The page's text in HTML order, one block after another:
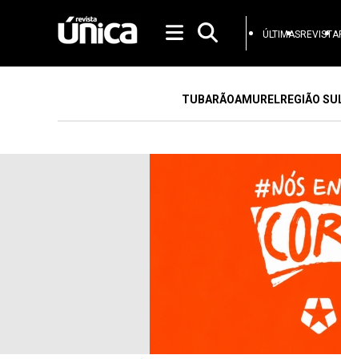
ÚLTIMASREVISTA
TUBARÃOAMURELREGIÃO